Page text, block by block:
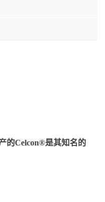
的Celcon®是其知名的